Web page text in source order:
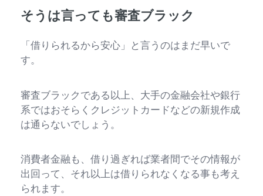
そうは言っても審査ブラック
「借りられるから安心」と言うのはまだ早いで
す。
審査ブラックである以上、大手の金融会社や銀行
系ではおそらくクレジットカードなどの新規作成
は通らないでしょう。
消費者金融も、借り過ぎれば業者間でその情報が
出回って、それ以上は借りられなくなる事も考え
られます。